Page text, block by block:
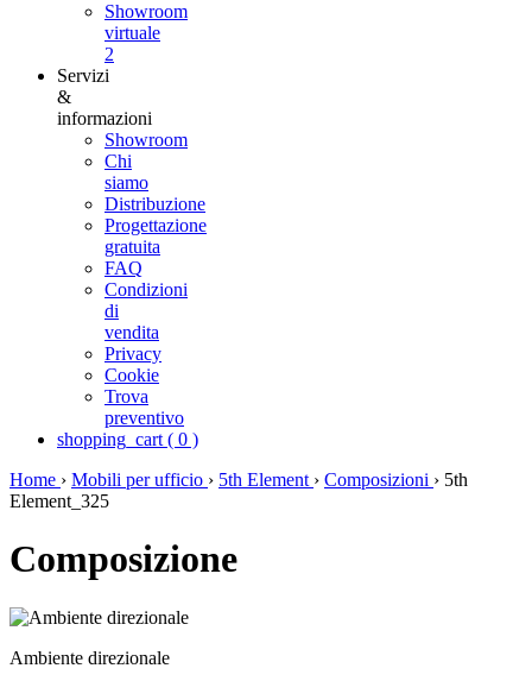
Showroom
virtuale
2
Servizi
&
informazioni
Showroom
Chi
siamo
Distribuzione
Progettazione
gratuita
FAQ
Condizioni
di
vendita
Privacy
Cookie
Trova
preventivo
shopping_cart ( 0 )
Home › Mobili per ufficio › 5th Element › Composizioni › 5th
Element_325
Composizione
Ambiente direzionale